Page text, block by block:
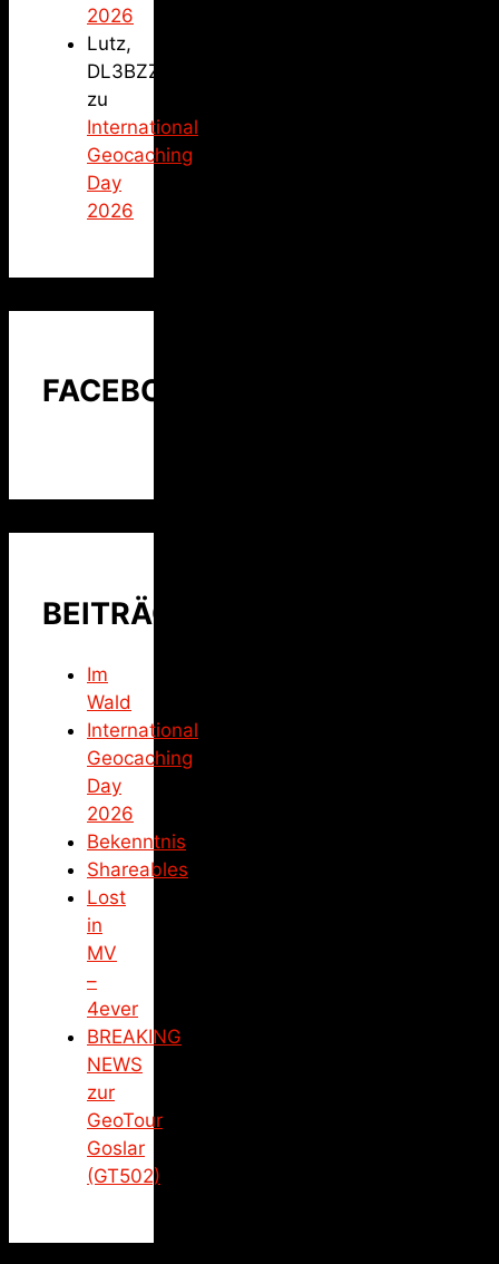
2026
Lutz,
DL3BZZ
zu
International
Geocaching
Day
2026
FACEBOOK
BEITRÄGE
Im
Wald
International
Geocaching
Day
2026
Bekenntnis
Shareables
Lost
in
MV
–
4ever
BREAKING
NEWS
zur
GeoTour
Goslar
(GT502)